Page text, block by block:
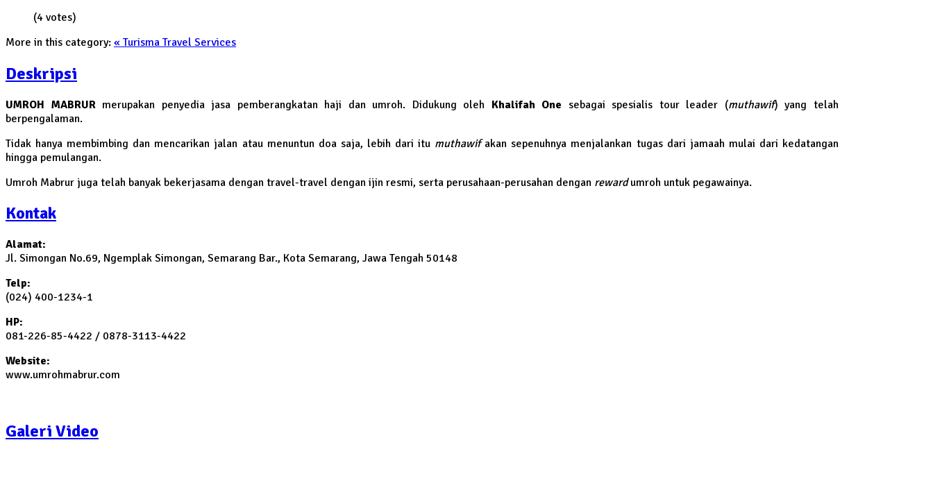
(4 votes)
More in this category: « Turisma Travel Services
Deskripsi
UMROH MABRURmerupakan penyedia jasa pemberangkatan haji dan umroh. Didukung oleh Khalifah One sebagai spesialis tour leader (muthawif) yang telah
berpengalaman.
Tidak hanya membimbing dan mencarikan jalan atau menuntun doa saja, lebih dari itu muthawifakan sepenuhnya menjalankan tugas dari jamaah mulai dari kedatangan
hingga pemulangan.
Umroh Mabrur juga telah banyak bekerjasama dengan travel-travel dengan ijin resmi, serta perusahaan-perusahan dengan rewardumroh untuk pegawainya.
Kontak
Alamat:
Jl. Simongan No.69, Ngemplak Simongan, Semarang Bar., Kota Semarang, Jawa Tengah 50148
Telp:
(024) 400-1234-1
HP:
081-226-85-4422 / 0878-3113-4422
Website:
www.umrohmabrur.com
Galeri Video